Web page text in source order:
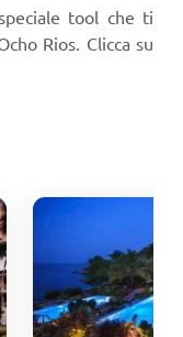
tool che ti
Rios. Clicca su